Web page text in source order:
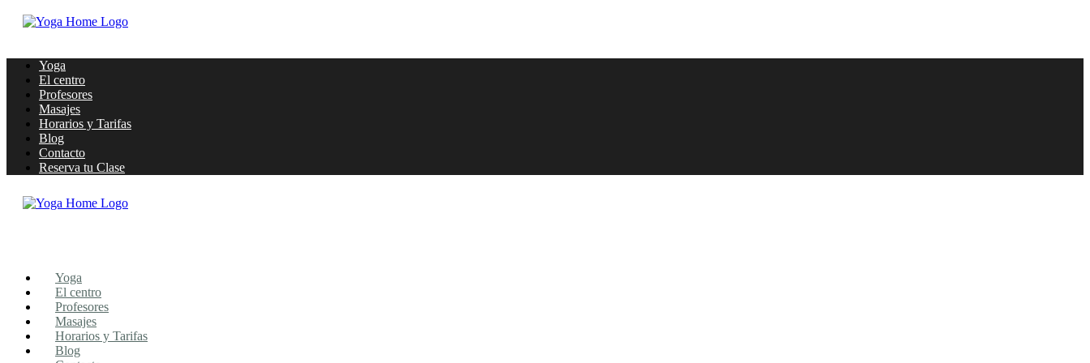
Yoga
El centro
Profesores
Masajes
Horarios y Tarifas
Blog
Contacto
Reserva tu Clase
Yoga
El centro
Profesores
Masajes
Horarios y Tarifas
Blog